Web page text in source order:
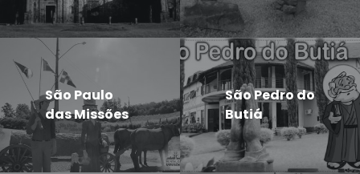
São Paulo
das Missões
São Pedro do
Butiá